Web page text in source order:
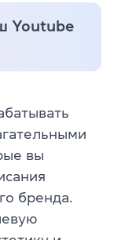
Youtube
вы
бренда.